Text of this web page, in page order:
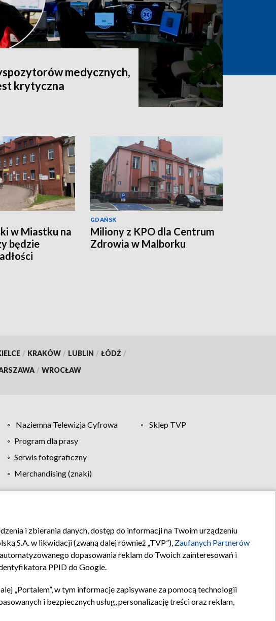
medycznych,
krytyczna
w Miastku na
będzie
GDAŃSK
Miliony z KPO dla Centrum
Zdrowia w Malborku
/ KRAKÓW / LUBLIN / ŁÓDŹ /
/ WROCŁAW
Naziemna Telewizja Cyfrowa
Sklep TVP
Program dla prasy
Serwis fotograficzny
Merchandising (znaki)
Biuro reklamy Kontakt
i zbierania danych, dostęp do informacji na Twoim urządzeniu
S.A. w likwidacji (zwaną dalej również „TVP”), Zaufanych Partnerów
dopasowania reklam do Twoich zainteresowań i
PPID do Google.
„Portalem”, w tym informacje zapisywane za pomocą technologii
i bezpiecznych usług, personalizację treści oraz reklam,